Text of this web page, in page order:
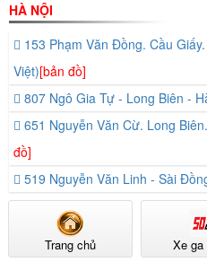
HÀ NỘI
153 Phạm Văn Đồng. Cầu
Việt)[bản đồ]
807 Ngô Gia Tự - Long Biên -
651 Nguyễn Văn Cừ. Long
đồ]
519 Nguyễn Văn Linh - Sài
Trang chủ Xe ga